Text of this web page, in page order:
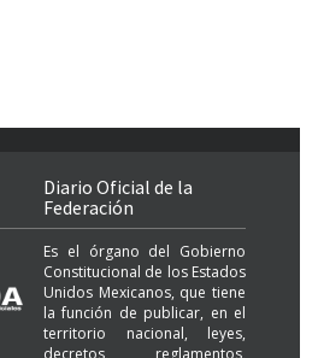
Diario Oficial de la
Federación
Es el órgano del Gobierno
Constitucional de los Estados
Unidos Mexicanos, que tiene
la función de publicar, en el
territorio nacional, leyes,
decretos, reglamentos,